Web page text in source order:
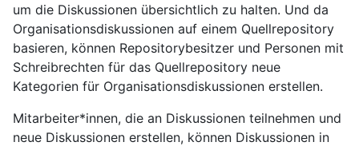
um die Diskussionen übersichtlich zu halten. Und da
Organisationsdiskussionen auf einem Quellrepository
basieren, können Repositorybesitzer und Personen mit
Schreibrechten für das Quellrepository neue
Kategorien für Organisationsdiskussionen erstellen.
Mitarbeiter*innen, die an Diskussionen teilnehmen und
neue Diskussionen erstellen, können Diskussionen in